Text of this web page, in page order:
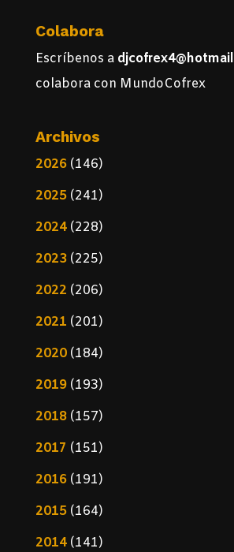
Colabora
Escríbenos a
colabora con MundoCofrex
Archivos
2026(146)
2025(241)
2024(228)
2023(225)
2022 (206)
2021 (201)
2020(184)
2019(193)
2018(157)
2017 (151)
2016(191)
2015(164)
2014(141)